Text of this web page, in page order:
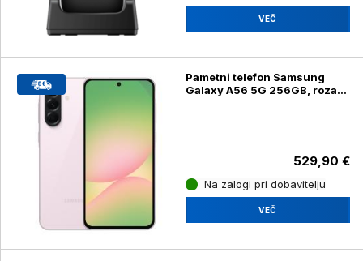
VEČ
Pametni telefon Samsung
Galaxy A56 5G 256GB, roza
529,90 €
Na zalogi pri dobavitelju
VEČ